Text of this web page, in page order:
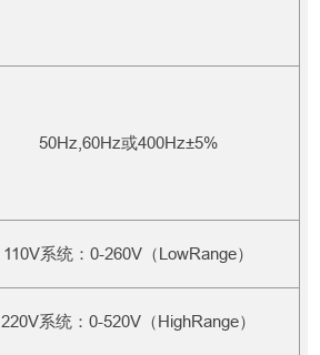
50Hz,60Hz或400Hz±5%
110V系统：0-260V（LowRange）
220V系统：0-520V（HighRange）